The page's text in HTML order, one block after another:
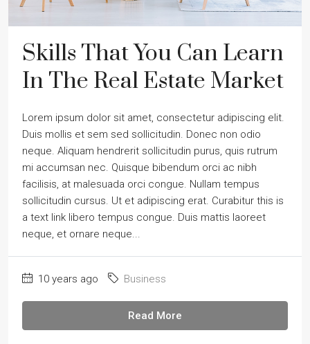
Skills That You Can Learn
In The Real Estate Market
Lorem ipsum dolor sit amet, consectetur adipiscing elit.
Duis mollis et sem sed sollicitudin. Donec non odio
neque. Aliquam hendrerit sollicitudin purus, quis rutrum
mi accumsan nec. Quisque bibendum orci ac nibh
facilisis, at malesuada orci congue. Nullam tempus
sollicitudin cursus. Ut et adipiscing erat. Curabitur this is
a text link libero tempus congue. Duis mattis laoreet
neque, et ornare neque...
10 years ago Business
Read More